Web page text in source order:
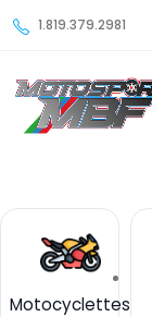
1.819.379.2981
Motocyclettes